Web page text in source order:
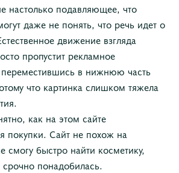
настолько подавляющее, что
даже не понять, что речь идет о
движение взгляда
пропустит рекламное
в нижнюю часть
что картинка слишком тяжела
как на этом сайте
покупки. Сайт не похож на
смогу быстро найти косметику,
понадобилась.